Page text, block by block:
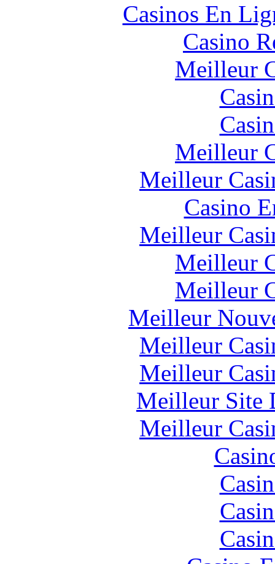
Casinos En
Casino
Meilleur
Meilleur
Meilleur
Casino
Meilleur
Meilleur
Meilleur
Meilleur
Meilleur
Meilleur
Meilleur Site
Meilleur